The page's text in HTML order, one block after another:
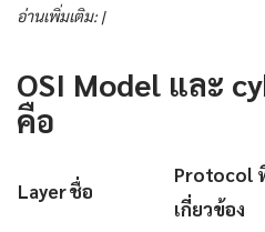
อ่านเพิ่มเติม: |
OSI Model และ
คือ
Layerชื่อ
Protocol
เกี่ยวข้อง